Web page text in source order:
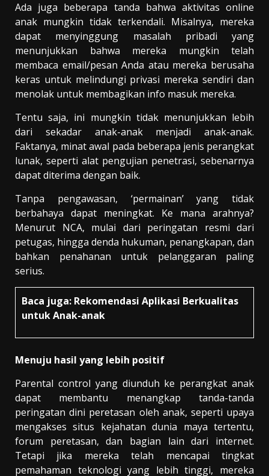
Ada juga beberapa tanda bahwa aktivitas online
anak mungkin tidak terkendali. Misalnya, mereka
dapat menyinggung masalah pribadi yang
menunjukkan bahwa mereka mungkin telah
membaca email/pesan Anda atau mereka berusaha
keras untuk melindungi privasi mereka sendiri dan
menolak untuk membagikan info masuk mereka.
Tentu saja, ini mungkin tidak menunjukkan lebih
dari sekadar anak-anak menjadi anak-anak.
Faktanya, minat awal pada beberapa jenis perangkat
lunak, seperti alat pengujian penetrasi, sebenarnya
dapat diterima dengan baik.
Tanpa pengawasan, ‘permainan’ yang tidak
berbahaya dapat meningkat. Ke mana arahnya?
Menurut NCA, mulai dari peringatan resmi dari
petugas, hingga denda hukuman, penangkapan, dan
bahkan penahanan untuk pelanggaran paling
serius.
Baca juga: Rekomendasi Aplikasi Berkualitas
untuk Anak-anak
Menuju hasil yang lebih positif
Parental control yang diunduh ke perangkat anak
dapat membantu menangkap tanda-tanda
peringatan dini peretasan oleh anak, seperti upaya
mengakses situs kejahatan dunia maya tertentu,
forum peretasan, dan bagian lain dari internet.
Tetapi jika mereka telah mencapai tingkat
pemahaman teknologi yang lebih tinggi, mereka